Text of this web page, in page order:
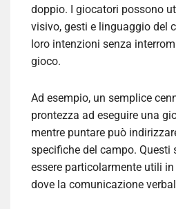
doppio. I giocatori possono
visivo, gesti e linguaggio del
loro intenzioni senza
gioco.
Ad esempio, un semplice
prontezza ad eseguire una
mentre puntare può
specifiche del campo. Questi
essere particolarmente utili
dove la comunicazione